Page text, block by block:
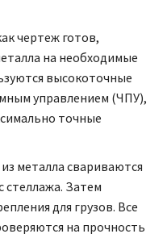
чертеж готов,
на необходимые
высокоточные
управлением (ЧПУ),
точные
металла свариваются
стеллажа. Затем
для грузов. Все
на прочность